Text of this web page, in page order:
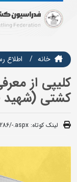
خانه اطلاع
کلیپی از
کشتی (شهید
لینک کوتاه: .aspx